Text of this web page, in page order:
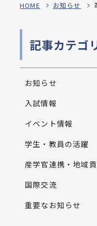
HOME お知らせ
記事カテゴ
お知らせ
入試情報
イベント情報
学生・教員の活躍
産学官連携・地域
国際交流
重要なお知らせ